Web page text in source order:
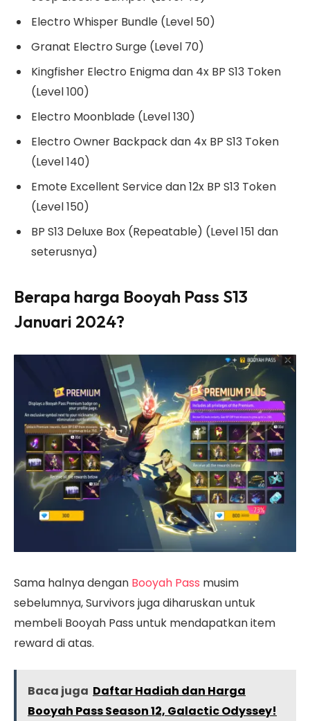
Electro Whisper Bundle (Level 50)
Granat Electro Surge (Level 70)
Kingfisher Electro Enigma dan 4x BP S13 Token
(Level 100)
Electro Moonblade (Level 130)
Electro Owner Backpack dan 4x BP S13 Token
(Level 140)
Emote Excellent Service dan 12x BP S13 Token
(Level 150)
BP S13 Deluxe Box (Repeatable) (Level 151 dan
seterusnya)
Berapa harga Booyah Pass S13
Januari 2024?
Sama halnya dengan Booyah Pass musim
sebelumnya, Survivors juga diharuskan untuk
membeli Booyah Pass untuk mendapatkan item
reward di atas.
Baca juga Daftar Hadiah dan Harga
Booyah Pass Season 12, Galactic Odyssey!